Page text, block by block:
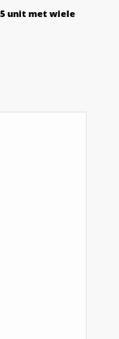
unit met wiele